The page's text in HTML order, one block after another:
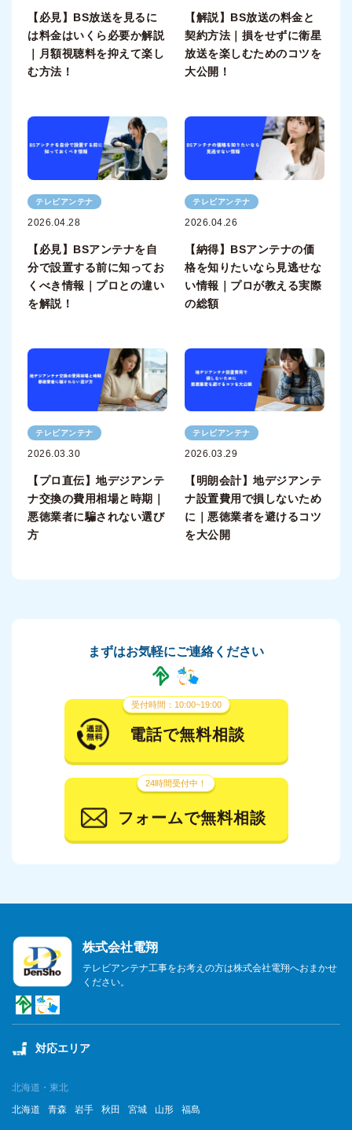
【必見】BS放送を見るに
は料金はいくら必要か解説
｜月額視聴料を抑えて楽し
む方法！
【解説】BS放送の料金と
契約方法｜損をせずに衛星
放送を楽しむためのコツを
大公開！
テレビアンテナ
2026.04.28
【必見】BSアンテナを自
分で設置する前に知ってお
くべき情報｜プロとの違い
を解説！
テレビアンテナ
2026.04.26
【納得】BSアンテナの価
格を知りたいなら見逃せな
い情報｜プロが教える実際
の総額
テレビアンテナ
2026.03.30
【プロ直伝】地デジアンテ
ナ交換の費用相場と時期｜
悪徳業者に騙されない選び
方
テレビアンテナ
2026.03.29
【明朗会計】地デジアンテ
ナ設置費用で損しないため
に｜悪徳業者を避けるコツ
を大公開
まずはお気軽にご連絡ください
受付時間：10:00~19:00
電話で無料相談
24時間受付中！
フォームで無料相談
株式会社電翔
テレビアンテナ工事をお考えの方は株式会社電翔へおまかせ
ください。
対応エリア
北海道・東北
北海道
青森 岩手 秋田 宮城 山形 福島